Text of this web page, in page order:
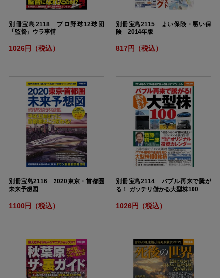
別冊宝島2118 プロ野球12球団
「監督」ウラ事情
1026円（税込）
別冊宝島2115 よい保険・悪い保
険 2014年版
817円（税込）
別冊宝島2116 2020東京・首都圏
未来予想図
1100円（税込）
別冊宝島2114 バブル再来で騰が
る！ ガッチリ儲かる大型株100
1026円（税込）